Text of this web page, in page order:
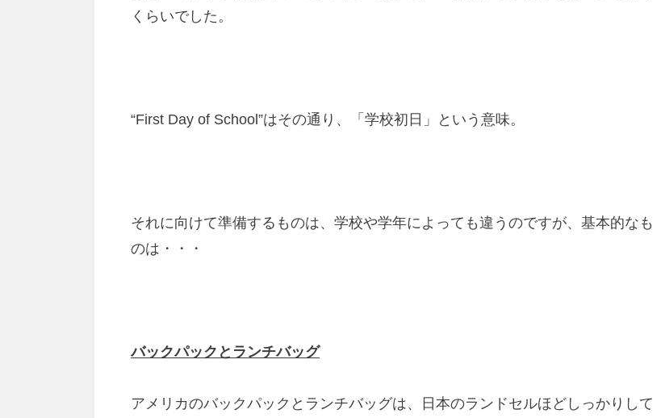
くらいでした。
“First Day of School”はその通り、「学校初日」という意味。
それに向けて準備するものは、学校や学年によっても違うのですが、基本的なも
のは・・・
バックパックとランチバッグ
アメリカのバックパックとランチバッグは、日本のランドセルほどしっかりして